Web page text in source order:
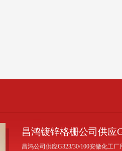
昌鸿镀锌格栅公司供应
昌鸿公司供应G323/30/100安徽化工